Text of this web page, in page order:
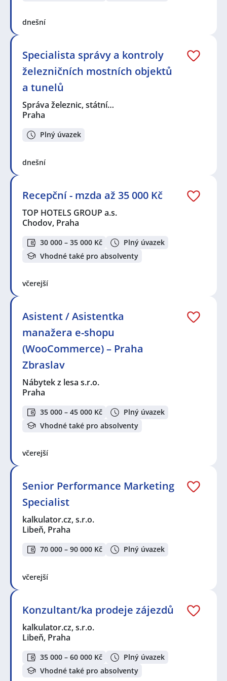
dnešní
Specialista správy a kontroly
železničních mostních objektů
a tunelů
Správa železnic, státní…
Praha
Plný úvazek
dnešní
Recepční - mzda až 35 000 Kč
TOP HOTELS GROUP a.s.
Chodov, Praha
30 000 – 35 000 Kč
Plný úvazek
Vhodné také pro absolventy
včerejší
Asistent / Asistentka
manažera e-shopu
(WooCommerce) – Praha
Zbraslav
Nábytek z lesa s.r.o.
Praha
35 000 – 45 000 Kč
Plný úvazek
Vhodné také pro absolventy
včerejší
Senior Performance Marketing
Specialist
kalkulator.cz, s.r.o.
Libeň, Praha
70 000 – 90 000 Kč Plný úvazek
včerejší
Konzultant/ka prodeje zájezdů
kalkulator.cz, s.r.o.
Libeň, Praha
35 000 – 60 000 Kč
Plný úvazek
Vhodné také pro absolventy